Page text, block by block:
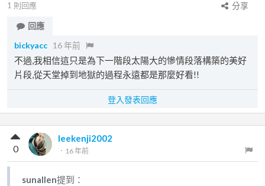
1 則回應
分享
回應
bickyacc 16 年前
不過,我相信這只是為下一階段太陽大的慘情段落構築的美好
片段,從天堂掉到地獄的過程永遠都是那麼好看!!
登入發表回應
leekenji2002
． 16 年前
0
sunallen提到：